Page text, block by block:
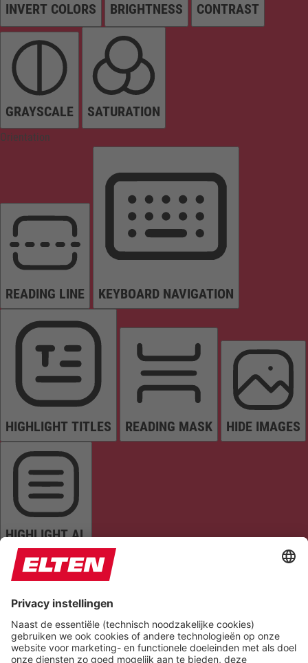
INVERT COLORS BRIGHTNESS CONTRAST
GRAYSCALE SATURATION
Orientation
READING LINE KEYBOARD NAVIGATION
HIGHLIGHT TITLES READING MASK HIDE IMAGES
HIGHLIGHT AL